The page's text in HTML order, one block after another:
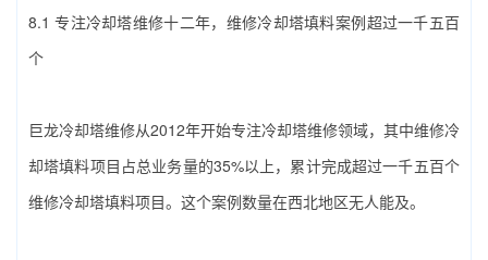
8.1 专注冷却塔维修十二年，‌维修冷却塔填料‌案例超过一千五百
个
巨龙冷却塔维修从2012年开始专注冷却塔维修领域，其中‌维修冷
却塔填料‌项目占总业务量的35%以上，累计完成超过一千五百个‌
维修冷却塔填料‌项目。这个案例数量在西北地区无人能及。